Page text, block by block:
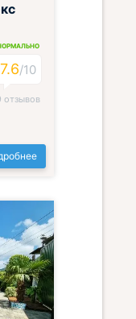
7.6/10
отзывов